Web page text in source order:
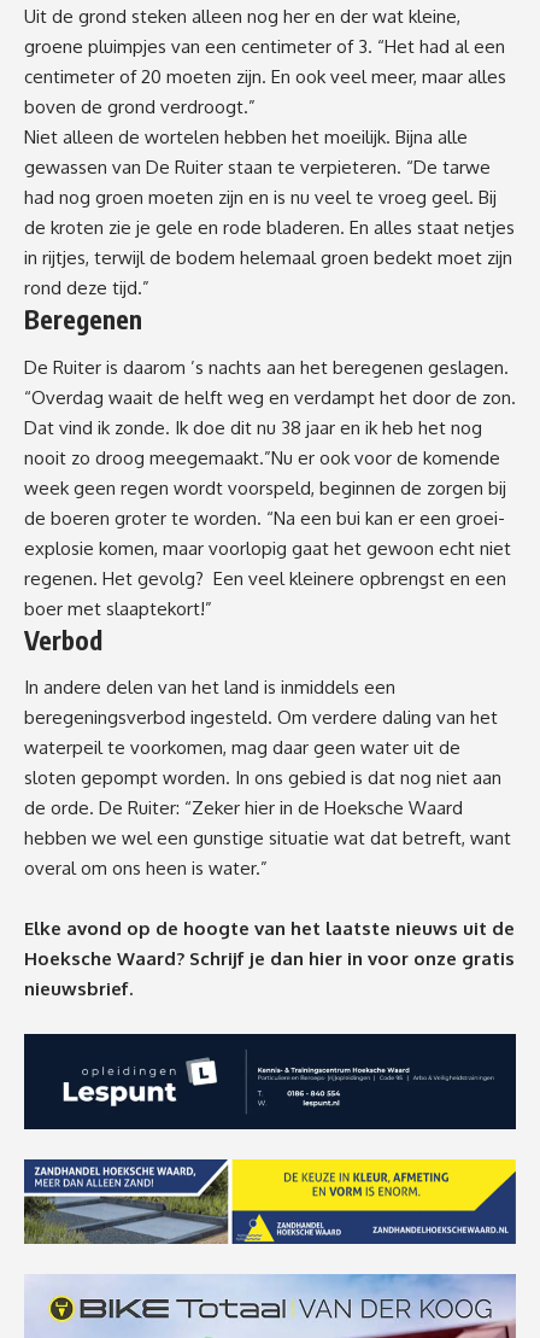
Uit de grond steken alleen nog her en der wat kleine,
groene pluimpjes van een centimeter of 3. “Het had al een
centimeter of 20 moeten zijn. En ook veel meer, maar alles
boven de grond verdroogt.”
Niet alleen de wortelen hebben het moeilijk. Bijna alle
gewassen van De Ruiter staan te verpieteren. “De tarwe
had nog groen moeten zijn en is nu veel te vroeg geel. Bij
de kroten zie je gele en rode bladeren. En alles staat netjes
in rijtjes, terwijl de bodem helemaal groen bedekt moet zijn
rond deze tijd.”
Beregenen
De Ruiter is daarom ’s nachts aan het beregenen geslagen.
“Overdag waait de helft weg en verdampt het door de zon.
Dat vind ik zonde. Ik doe dit nu 38 jaar en ik heb het nog
nooit zo droog meegemaakt.”Nu er ook voor de komende
week geen regen wordt voorspeld, beginnen de zorgen bij
de boeren groter te worden. “Na een bui kan er een groei-
explosie komen, maar voorlopig gaat het gewoon echt niet
regenen. Het gevolg? Een veel kleinere opbrengst en een
boer met slaaptekort!”
Verbod
In andere delen van het land is inmiddels een
beregeningsverbod ingesteld. Om verdere daling van het
waterpeil te voorkomen, mag daar geen water uit de
sloten gepompt worden. In ons gebied is dat nog niet aan
de orde. De Ruiter: “Zeker hier in de Hoeksche Waard
hebben we wel een gunstige situatie wat dat betreft, want
overal om ons heen is water.”
Elke avond op de hoogte van het laatste nieuws uit de
Hoeksche Waard? Schrijf je dan hier in voor onze gratis
nieuwsbrief.